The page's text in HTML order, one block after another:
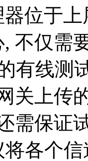
位于上
不仅需
有线测
关上传
需保证
将各个